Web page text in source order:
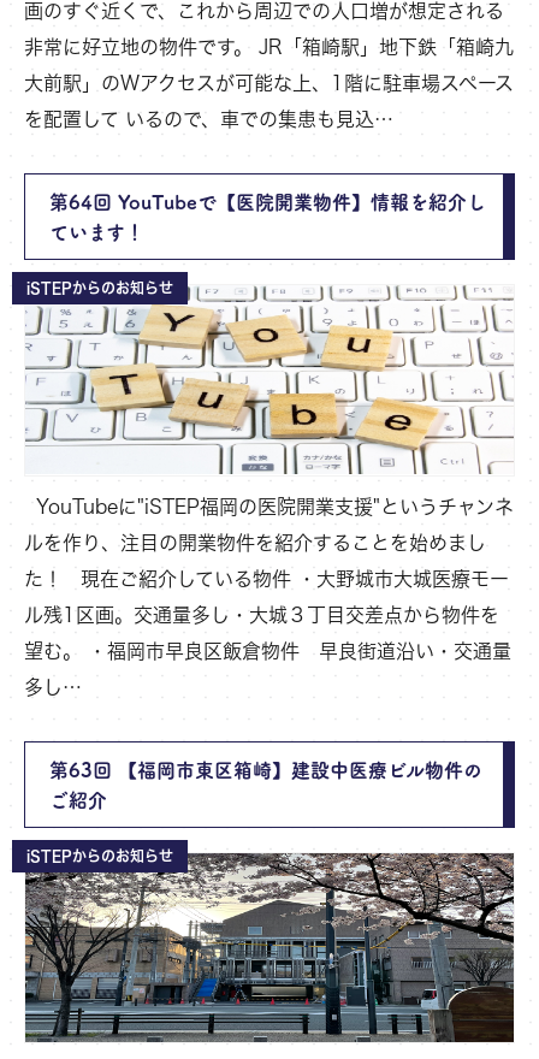
画のすぐ近くで、これから周辺での人口増が想定される
非常に好立地の物件です。 JR「箱崎駅」地下鉄「箱崎九
大前駅」のWアクセスが可能な上、1階に駐車場スペース
を配置して いるので、車での集患も見込…
第64回 YouTubeで【医院開業物件】情報を紹介し
ています！
iSTEPからのお知らせ
YouTubeに"iSTEP福岡の医院開業支援"というチャンネ
ルを作り、注目の開業物件を紹介することを始めまし
た！ 現在ご紹介している物件 ・大野城市大城医療モー
ル残1区画。交通量多し・大城３丁目交差点から物件を
望む。 ・福岡市早良区飯倉物件 早良街道沿い・交通量
多し…
第63回 【福岡市東区箱崎】建設中医療ビル物件の
ご紹介
iSTEPからのお知らせ